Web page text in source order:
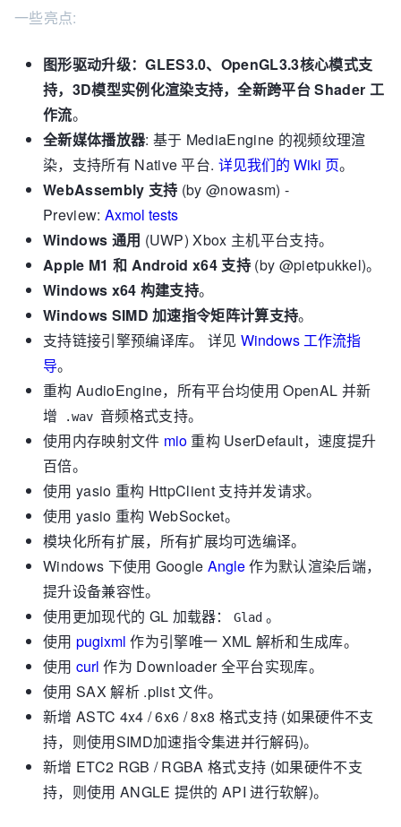
一些亮点:
图形驱动升级：GLES3.0、OpenGL3.3核心模式支
持，3D模型实例化渲染支持，全新跨平台 Shader 工
作流。
全新媒体播放器: 基于 MediaEngine 的视频纹理渲
染，支持所有 Native 平台. 详见我们的 Wiki 页。
WebAssembly 支持 (by @nowasm) -
Preview: Axmol tests
Windows 通用 (UWP) Xbox 主机平台支持。
Apple M1 和 Android x64 支持 (by @pietpukkel)。
Windows x64 构建支持。
Windows SIMD 加速指令矩阵计算支持。
支持链接引擎预编译库。 详见 Windows 工作流指
导。
重构 AudioEngine，所有平台均使用 OpenAL 并新
增
.wav 音频格式支持。
使用内存映射文件 mio 重构 UserDefault，速度提升
百倍。
使用 yasio 重构 HttpClient 支持并发请求。
使用 yasio 重构 WebSocket。
模块化所有扩展，所有扩展均可选编译。
Windows 下使用 Google Angle作为默认渲染后端，
提升设备兼容性。
使用更加现代的 GL 加载器：
Glad 。
使用 pugixml 作为引擎唯一 XML 解析和生成库。
使用 curl 作为 Downloader 全平台实现库。
使用 SAX 解析 .plist 文件。
新增 ASTC 4x4 / 6x6 / 8x8 格式支持 (如果硬件不支
持，则使用SIMD加速指令集进并行解码)。
新增 ETC2 RGB / RGBA 格式支持 (如果硬件不支
持，则使用 ANGLE 提供的 API 进行软解)。